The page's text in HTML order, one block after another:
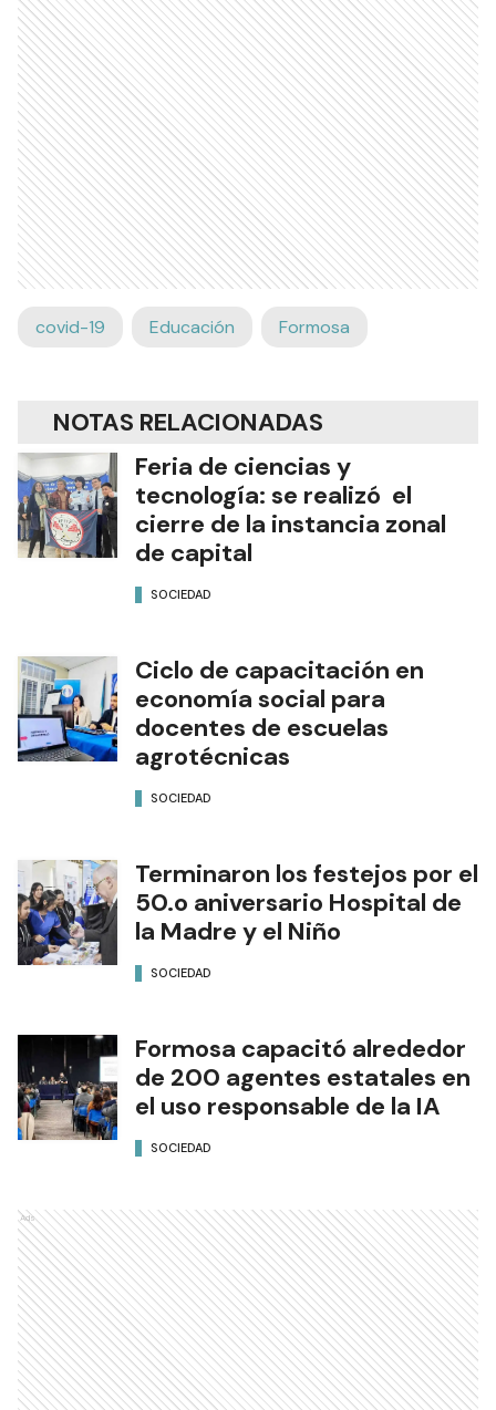
covid-19 Educación Formosa
NOTAS RELACIONADAS
Feria de ciencias y
tecnología: se realizó el
cierre de la instancia zonal
de capital
SOCIEDAD
Ciclo de capacitación en
economía social para
docentes de escuelas
agrotécnicas
SOCIEDAD
Terminaron los festejos por el
50.o aniversario Hospital de
la Madre y el Niño
SOCIEDAD
Formosa capacitó alrededor
de 200 agentes estatales en
el uso responsable de la IA
SOCIEDAD
Ads